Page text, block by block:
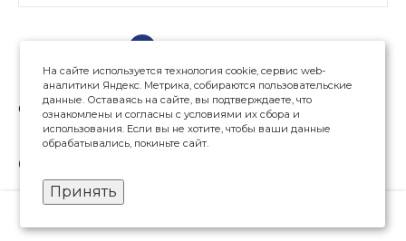
ctrl Пред. След. ctrl→
Страницы:123
Смотрите также
Станок балансировочный ROSSVIK VT-
На сайте используется технология cookie, сервис web-
аналитики Яндекс. Метрика, собираются пользовательские
данные. Оставаясь на сайте, вы подтверждаете, что
ознакомлены и согласны с условиями их сбора и
использования. Если вы не хотите, чтобы ваши данные
обрабатывались, покиньте сайт.
Принять